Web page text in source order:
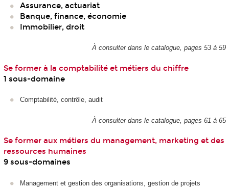
Assurance, actuariat
Banque, finance, économie
Immobilier, droit
À consulter dans le catalogue, pages 53 à 59
Se former à la comptabilité et métiers du chiffre
1 sous-domaine
Comptabilité, contrôle, audit
À consulter dans le catalogue, pages 61 à 65
Se former aux métiers du management, marketing et des
ressources humaines
9 sous-domaines
Management et gestion des organisations, gestion de projets